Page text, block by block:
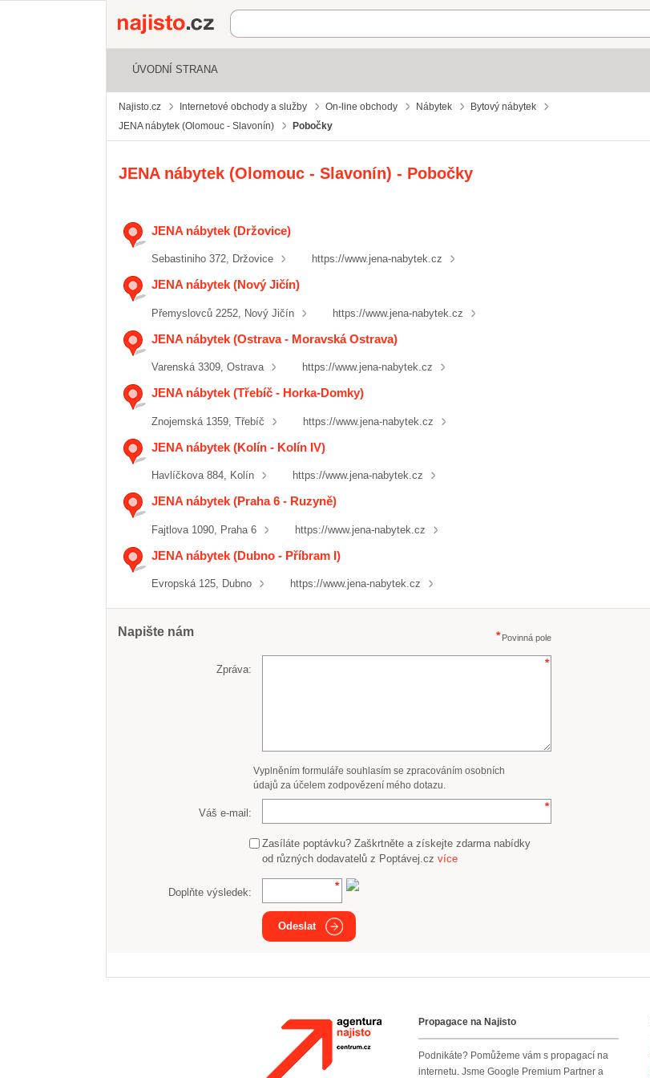
Najisto.cz
ÚVODNÍ STRANA
Najisto.cz Internetové obchody a služby On-line obchody Nábytek
Bytový nábytek
JENA nábytek (Olomouc - Slavonín)
Pobočky
JENA nábytek (Olomouc - Slavonín) - Pobočky
JENA nábytek (Držovice)
Sebastiniho 372, Držovice https://www.jena-nabytek.cz
JENA nábytek (Nový Jičín)
Přemyslovců 2252, Nový Jičín https://www.jena-nabytek.cz
JENA nábytek (Ostrava - Moravská Ostrava)
Varenská 3309, Ostrava https://www.jena-nabytek.cz
JENA nábytek (Třebíč - Horka-Domky)
Znojemská 1359, Třebíč https://www.jena-nabytek.cz
JENA nábytek (Kolín - Kolín IV)
Havlíčkova 884, Kolín https://www.jena-nabytek.cz
JENA nábytek (Praha 6 - Ruzyně)
Fajtlova 1090, Praha 6 https://www.jena-nabytek.cz
JENA nábytek (Dubno - Příbram I)
Evropská 125, Dubno https://www.jena-nabytek.cz
Napište nám Povinná pole
Zpráva:
Vyplněním formuláře souhlasím se zpracováním osobních
údajů za účelem zodpovězení mého dotazu.
Váš e-mail:
Zasíláte poptávku? Zaškrtněte a získejte zdarma nabídky
od různých dodavatelů z Poptávej.cz více
Doplňte výsledek:
Odeslat
Agentura NajistoPropagace na Najisto
Podnikáte? Pomůžeme vám s propagací na
internetu. Jsme Google Premium Partner a